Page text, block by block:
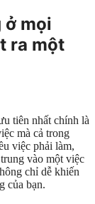
ở mọi
ra một
tiên nhất chính là
mà cả trong
việc phải làm,
vào một việc
chỉ dễ khiến
của bạn.